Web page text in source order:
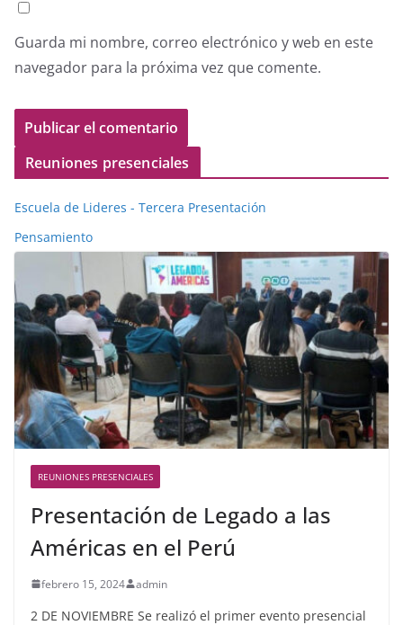
Guarda mi nombre, correo electrónico y web en este
navegador para la próxima vez que comente.
Reuniones presenciales
Escuela de Lideres - Tercera Presentación
Pensamiento
REUNIONES PRESENCIALES
Presentación de Legado a las
Américas en el Perú
febrero 15, 2024 admin
2 DE NOVIEMBRE Se realizó el primer evento presencial